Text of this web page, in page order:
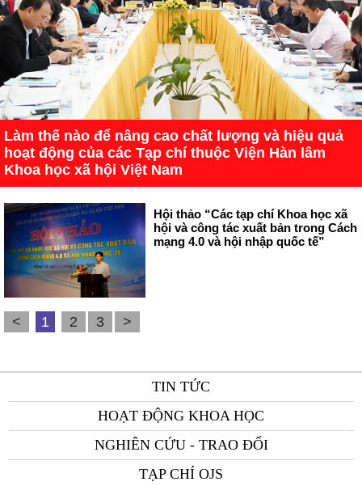
Làm thế nào để nâng cao chất lượng và hiệu quả
hoạt động của các Tạp chí thuộc Viện Hàn lâm
Khoa học xã hội Việt Nam
Hội thảo “Các tạp chí Khoa học xã
hội và công tác xuất bản trong Cách
mạng 4.0 và hội nhập quốc tế”
< 1 2 3 >
TIN TỨC
HOẠT ĐỘNG KHOA HỌC
NGHIÊN CỨU - TRAO ĐỔI
TẠP CHÍ OJS